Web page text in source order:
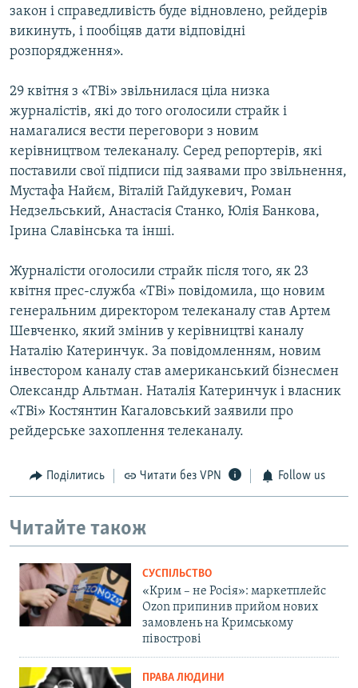
закон і справедливість буде відновлено, рейдерів
викинуть, і пообіцяв дати відповідні
розпорядження».
29 квітня з «ТВі» звільнилася ціла низка
журналістів, які до того оголосили страйк і
намагалися вести переговори з новим
керівництвом телеканалу. Серед репортерів, які
поставили свої підписи під заявами про звільнення,
Мустафа Найєм, Віталій Гайдукевич, Роман
Недзельський, Анастасія Станко, Юлія Банкова,
Ірина Славінська та інші.
Журналісти оголосили страйк після того, як 23
квітня прес-служба «ТВі» повідомила, що новим
генеральним директором телеканалу став Артем
Шевченко, який змінив у керівництві каналу
Наталію Катеринчук. За повідомленням, новим
інвестором каналу став американський бізнесмен
Олександр Альтман. Наталія Катеринчук і власник
«ТВі» Костянтин Кагаловський заявили про
рейдерське захоплення телеканалу.
Поділитись Читати без VPN Follow us
Читайте також
СУСПІЛЬСТВО
«Крим – не Росія»: маркетплейс
Ozon припинив прийом нових
замовлень на Кримському
півострові
ПРАВА ЛЮДИНИ